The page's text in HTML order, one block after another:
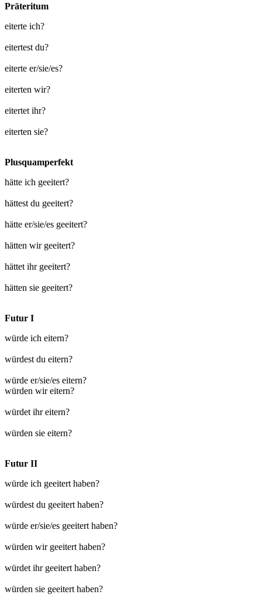
Präteritum
eiterte ich?
eitertest du?
eiterte er/sie/es?
eiterten wir?
eitertet ihr?
eiterten sie?
Plusquamperfekt
hätte ich geeitert?
hättest du geeitert?
hätte er/sie/es geeitert?
hätten wir geeitert?
hättet ihr geeitert?
hätten sie geeitert?
Futur I
würde ich eitern?
würdest du eitern?
würde er/sie/es eitern?
würden wir eitern?
würdet ihr eitern?
würden sie eitern?
Futur II
würde ich geeitert haben?
würdest du geeitert haben?
würde er/sie/es geeitert haben?
würden wir geeitert haben?
würdet ihr geeitert haben?
würden sie geeitert haben?